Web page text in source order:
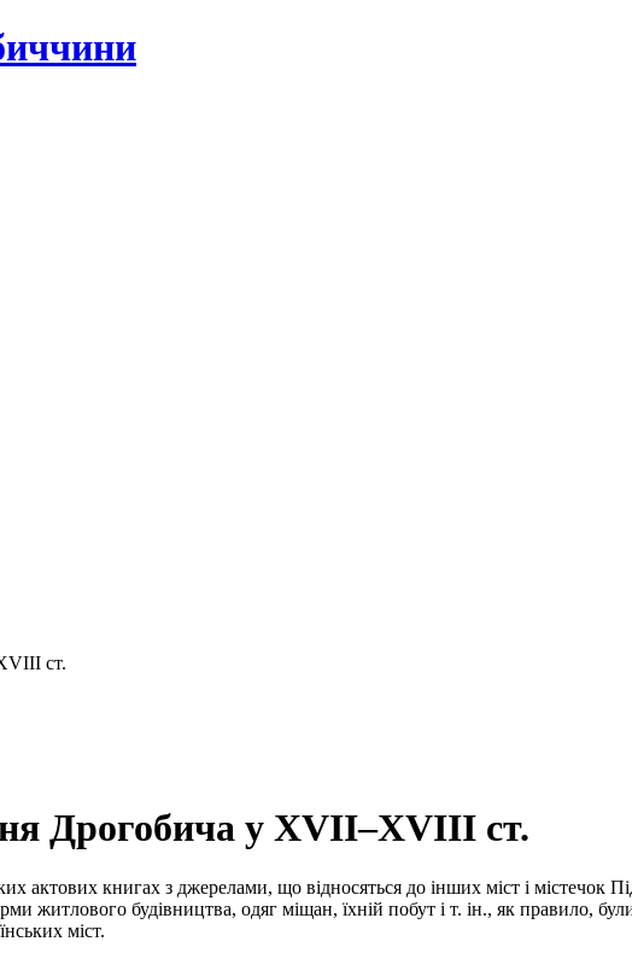
ст.
Дрогобича у ХVІІ–ХVІІІ ст.
актових книгах з джерелами, що відносяться до інших міст і містечок
житлового будівництва, одяг міщан, їхній побут і т. ін., як правило,
міст.